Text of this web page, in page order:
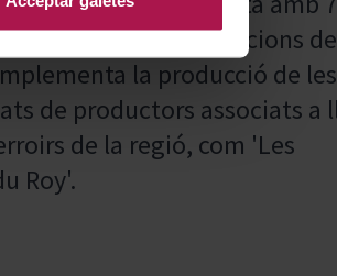
denominacions de
la producció de les
de productors associats a
de la regió, com 'Les
Roy'.